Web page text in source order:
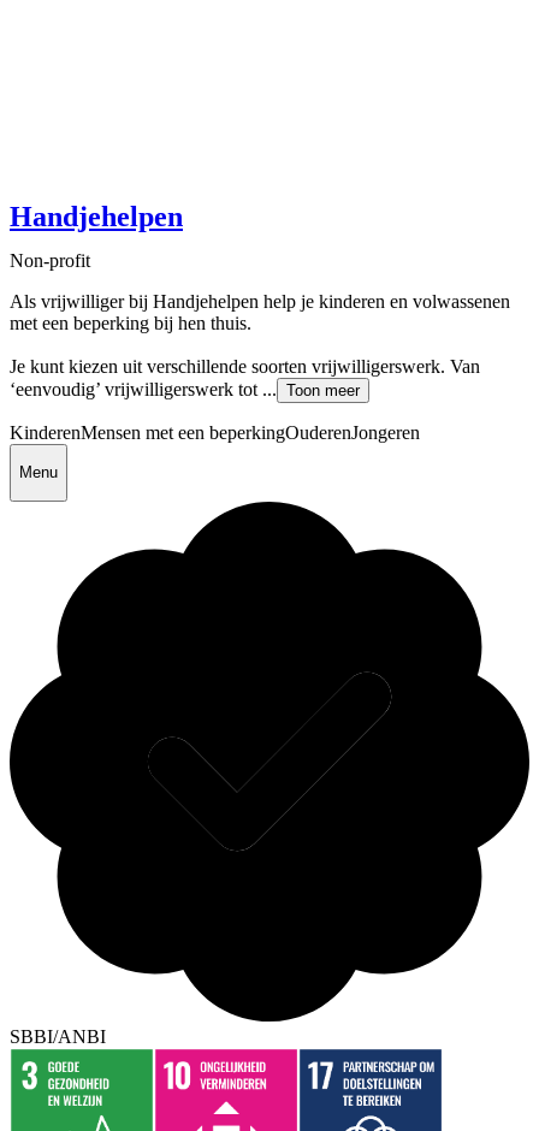
Handjehelpen
Non-profit
Als vrijwilliger bij Handjehelpen help je kinderen en volwassenen
met een beperking bij hen thuis.
Je kunt kiezen uit verschillende soorten vrijwilligerswerk. Van
‘eenvoudig’ vrijwilligerswerk tot ... Toon meer
KinderenMensen met een beperkingOuderenJongeren
Menu
SBBI/ANBI